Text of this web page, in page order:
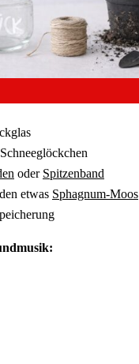
oder Spitzenband
etwas Sphagnum-Moos